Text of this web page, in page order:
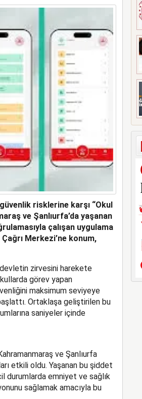
risklerine karşı “Okul
ve Şanlıurfa’da yaşanan
çalışan uygulama
Merkezi’ne konum,
zirvesini harekete
görev yapan
maksimum seviyeye
Ortaklaşa geliştirilen bu
saniyeler içinde
ve Şanlıurfa
etkili oldu. Yaşanan bu şiddet
durumlarda emniyet ve sağlık
sağlamak amacıyla bu